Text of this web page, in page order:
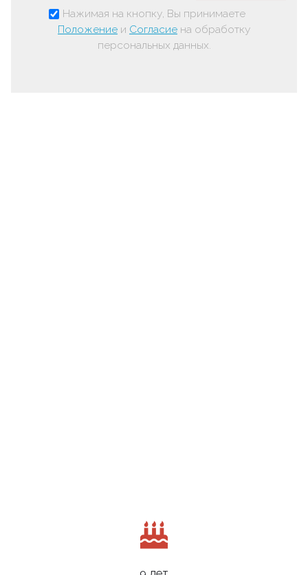
Нажимая на кнопку, Вы принимаете
Положение и Согласие на обработку
персональных данных.